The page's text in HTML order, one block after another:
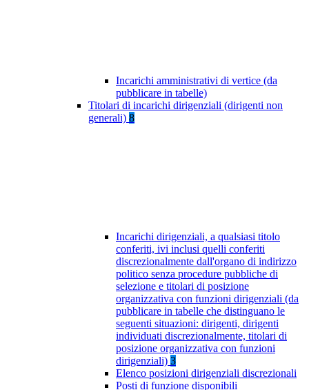
Incarichi amministrativi di vertice (da
pubblicare in tabelle)
Titolari di incarichi dirigenziali (dirigenti non
generali) 8
Incarichi dirigenziali, a qualsiasi titolo
conferiti, ivi inclusi quelli conferiti
discrezionalmente dall'organo di indirizzo
politico senza procedure pubbliche di
selezione e titolari di posizione
organizzativa con funzioni dirigenziali (da
pubblicare in tabelle che distinguano le
seguenti situazioni: dirigenti, dirigenti
individuati discrezionalmente, titolari di
posizione organizzativa con funzioni
dirigenziali) 3
Elenco posizioni dirigenziali discrezionali
Posti di funzione disponibili